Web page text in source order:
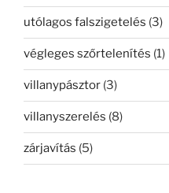
utólagos falszigetelés (3)
végleges szőrtelenítés (1)
villanypásztor (3)
villanyszerelés (8)
zárjavítás (5)